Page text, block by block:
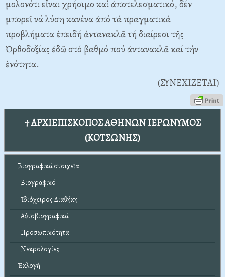
μολονότι εἶναι χρήσιμο καί ἀποτελεσματικό, δέν
μπορεῖ νά λύση κανένα ἀπό τά πραγματικά
προβλήματα ἐπειδή ἀντανακλᾶ τή διαίρεσι τῆς
Ὀρθοδοξίας ἐδῶ στό βαθμό πού ἀντανακλᾶ καί τήν
ἑνότητα.
(ΣΥΝΕΧΙΖΕΤΑΙ)
† ΑΡΧΙΕΠΙΣΚΟΠΟΣ ΑΘΗΝΩΝ ΙΕΡΩΝΥΜΟΣ
(ΚΟΤΣΩΝΗΣ)
Βιογραφικά στοιχεῖα
Βιογραφικό
Ἰδιόχειρος Διαθήκη
Αὐτοβιογραφικά
Προσωπικότητα
Νεκρολογίες
Ἐκλογή